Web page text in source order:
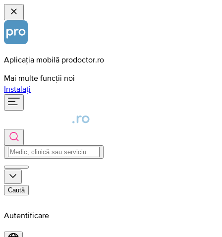
Aplicația mobilă prodoctor.ro
Mai multe funcții noi
Instalați
Caută
Autentificare